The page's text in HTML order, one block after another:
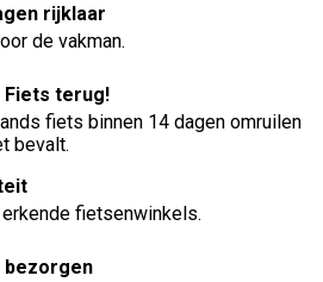
rijklaar
de vakman.
Fiets terug!
fiets binnen 14 dagen omruilen
bevalt.
fietsenwinkels.
bezorgen